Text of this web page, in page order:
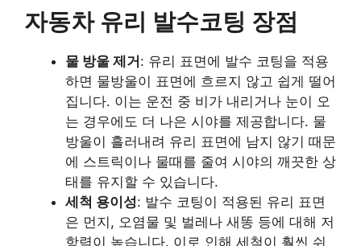
자동차 유리 발수코팅 장점
물 방울 제거 : 유리 표면에 발수 코팅을 적용
하면 물방울이 표면에 흐르지 않고 쉽게 떨어
집니다. 이는 운전 중 비가 내리거나 눈이 오
는 경우에도 더 나은 시야를 제공합니다. 물
방울이 흘러내려 유리 표면에 남지 않기 때문
에 스트릭이나 물때를 줄여 시야의 깨끗한 상
태를 유지할 수 있습니다.
세척 용이성: 발수 코팅이 적용된 유리 표면
은 먼지, 오염물 및 벌레나 새똥 등에 대해 저
항력이 높습니다. 이로 인해 세척이 훨씬 쉬